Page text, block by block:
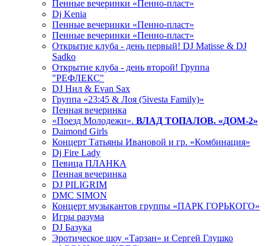
Пенные вечеринки «Пенно-пласт»
Dj Kenia
Пенные вечеринки «Пенно-пласт»
Пенные вечеринки «Пенно-пласт»
Открытие клуба - день первый! DJ Matisse & DJ
Sadko
Открытие клуба - день второй! Группа
"РЕФЛЕКС"
DJ Нил & Evan Sax
Группа «23:45 & Лоя (5ivesta Family)»
Пенная вечеринка
«Поезд Молодежи». ВЛАД ТОПАЛОВ. «ДОМ-2»
Daimond Girls
Концерт Татьяны Ивановой и гр. «Комбинация»
Dj Fire Lady
Певица ПЛАНКА
Пенная вечеринка
DJ PILIGRIM
DMC SIMON
Концерт музыкантов группы «ПАРК ГОРЬКОГО»
Игры разума
DJ Базука
Эротическое шоу «Тарзан» и Сергей Глушко